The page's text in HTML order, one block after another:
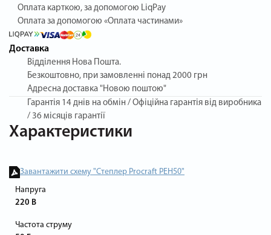
Оплата карткою, за допомогою LiqPay
Оплата за допомогою «Оплата частинами»
Доставка
Відділення Нова Пошта.
Безкоштовно, при замовленні понад 2000 грн
Адресна доставка "Новою поштою"
Гарантія 14 днів на обмін / Офіційна гарантія від виробника
/ 36 місяців гарантії
Характеристики
Завантажити схему "Степлер Procraft PEH50"
Напруга
220 В
Частота струму